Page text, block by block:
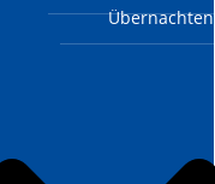
Übernachten